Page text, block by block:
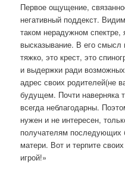
Первое ощущение,
негативный поддекст.
таком нерадужном
высказывание. В его
тяжко, это крест, это
и выдержки ради
адрес своих родителей(не
будущем. Почти наверняка
всегда неблагодарны.
нужен и не интересен,
получателям последующих
матери. Вот и терпите
игрой!»